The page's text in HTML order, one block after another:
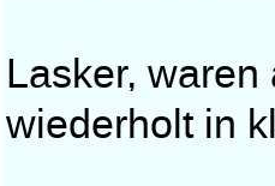
Lasker,
wiederholt in